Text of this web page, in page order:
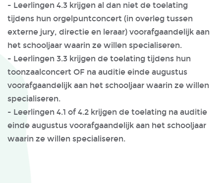
- Leerlingen 4.3 krijgen al dan niet de toelating
tijdens hun orgelpuntconcert (in overleg tussen
externe jury, directie en leraar) voorafgaandelijk aan
het schooljaar waarin ze willen specialiseren.
- Leerlingen 3.3 krijgen de toelating tijdens hun
toonzaalconcert OF na auditie einde augustus
voorafgaandelijk aan het schooljaar waarin ze willen
specialiseren.
- Leerlingen 4.1 of 4.2 krijgen de toelating na auditie
einde augustus voorafgaandelijk aan het schooljaar
waarin ze willen specialiseren.